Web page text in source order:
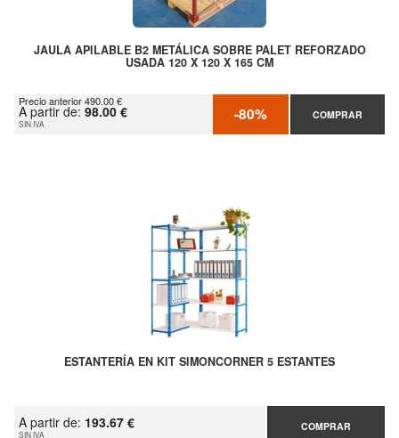
JAULA APILABLE B2 METÁLICA SOBRE PALET REFORZADO
USADA 120 X 120 X 165 CM
Precio anterior 490.00 €
A partir de: 98.00 €
SIN IVA -80% COMPRAR
ESTANTERÍA EN KIT SIMONCORNER 5 ESTANTES
A partir de: 193.67 €
SIN IVA
COMPRAR